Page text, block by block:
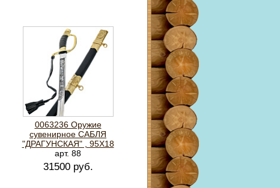
0063236 Оружие
сувенирное САБЛЯ
"ДРАГУНСКАЯ" , 95Х18
арт. 88
31500 руб.